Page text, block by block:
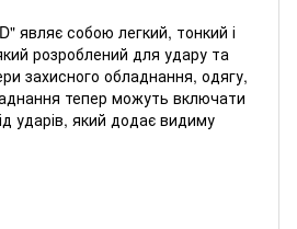
являє собою легкий, тонкий і
розроблений для удару та
захисного обладнання, одягу,
тепер можуть включати
ударів, який додає видиму